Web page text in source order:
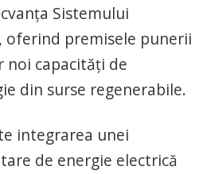
Sistemului
oferind premisele punerii
capacități de
din surse regenerabile.
integrarea unei
de energie electrică